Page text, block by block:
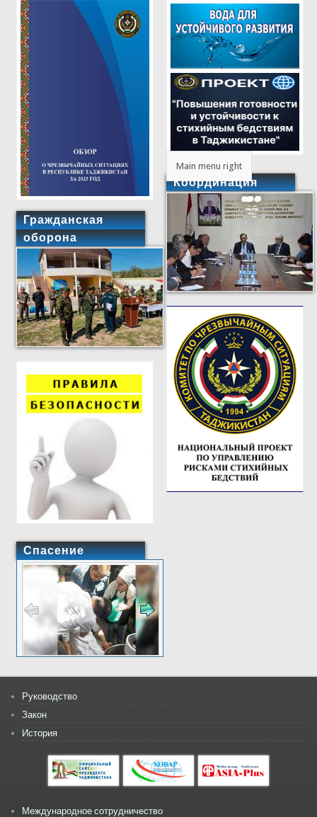
Гражданская
оборона
Спасение
Main menu right
Координация
Руководство
Закон
История
Международное сотрудничество